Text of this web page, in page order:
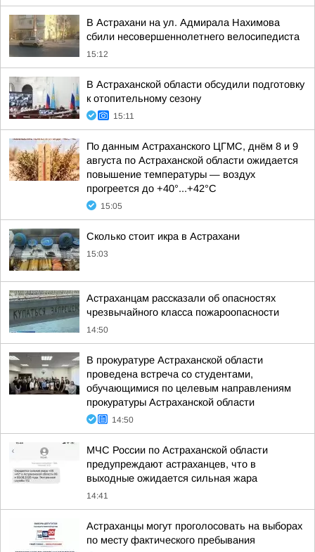
В Астрахани на ул. Адмирала Нахимова
сбили несовершеннолетнего велосипедиста
15:12
В Астраханской области обсудили подготовку
к отопительному сезону
15:11
По данным Астраханского ЦГМС, днём 8 и 9
августа по Астраханской области ожидается
повышение температуры — воздух
прогреется до +40°...+42°С
15:05
Сколько стоит икра в Астрахани
15:03
Астраханцам рассказали об опасностях
чрезвычайного класса пожароопасности
14:50
В прокуратуре Астраханской области
проведена встреча со студентами,
обучающимися по целевым направлениям
прокуратуры Астраханской области
14:50
МЧС России по Астраханской области
предупреждают астраханцев, что в
выходные ожидается сильная жара
14:41
Астраханцы могут проголосовать на выборах
по месту фактического пребывания